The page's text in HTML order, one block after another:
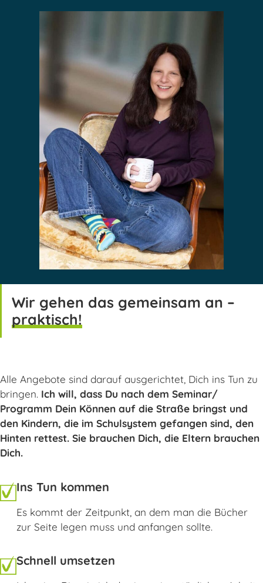
Wir gehen das gemeinsam an –
praktisch!
Alle Angebote sind darauf ausgerichtet, Dich ins Tun zu
bringen. Ich will, dass Du nach dem Seminar/
Programm Dein Können auf die Straße bringst und
den Kindern, die im Schulsystem gefangen sind, den
Hinten rettest. Sie brauchen Dich, die Eltern brauchen
Dich.
Ins Tun kommen
Es kommt der Zeitpunkt, an dem man die Bücher
zur Seite legen muss und anfangen sollte.
Schnell umsetzen